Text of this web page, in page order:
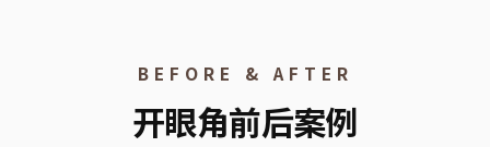
BEFORE & AFTER
开眼角前后案例